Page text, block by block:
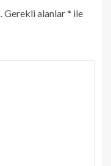
Gerekli alanlar* ile